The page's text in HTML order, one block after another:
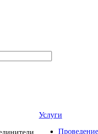
Услуги
Проведение